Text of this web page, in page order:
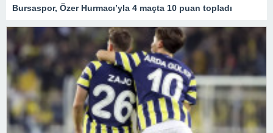
Bursaspor, Özer Hurmacı’yla 4 maçta 10 puan topladı